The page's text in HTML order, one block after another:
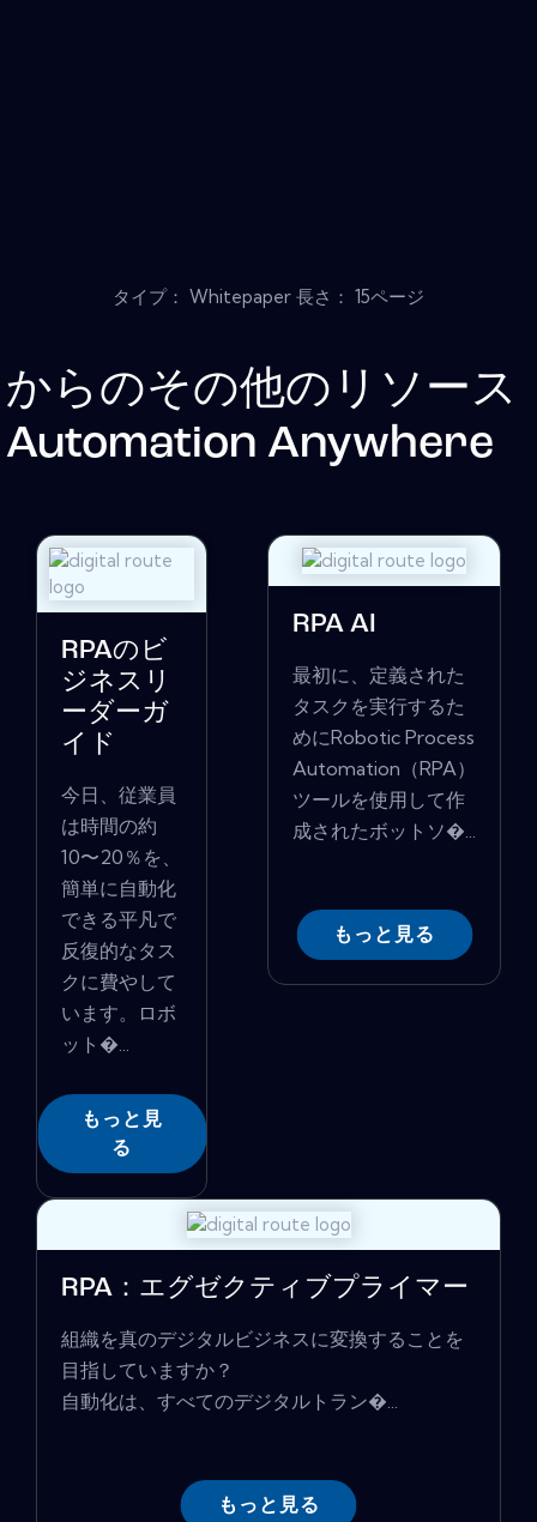
タイプ： Whitepaper 長さ： 15ページ
からのその他のリソース
Automation Anywhere
RPAのビ
ジネスリ
ーダーガ
イド
今日、従業員
は時間の約
10〜20％を、
簡単に自動化
できる平凡で
反復的なタス
クに費やして
います。ロボ
ット�...
もっと見
る
RPA AI
最初に、定義された
タスクを実行するた
めにRobotic Process
Automation（RPA）
ツールを使用して作
成されたボットソ�...
もっと見る
RPA：エグゼクティブプライマー
組織を真のデジタルビジネスに変換することを
目指していますか？
自動化は、すべてのデジタルトラン�...
もっと見る